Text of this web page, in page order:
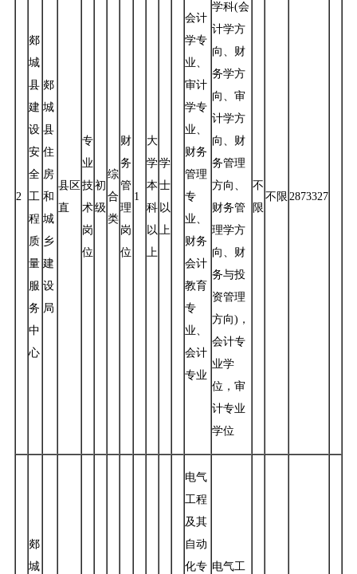
2
郯
城
县
建
设
安
全
工
程
质
量
服
务
中
心
郯
城
县
住
房
和
城
乡
建
设
局
县区
直
专
业
技
术
岗
位
初
级
综
合
类
财
务
管
理
岗
位
1
大
学
本
科
以
上
学
士
以
上
会计
学专
业、
审计
学专
业、
财务
管理
专
业、
财务
会计
教育
专
业、
会计
专业
学科(会
计学方
向、财
务学方
向、审
计学方
向、财
务管理
方向、
财务管
理学方
向、财
务与投
资管理
方向)，
会计专
业学
位，审
计专业
学位
不
限
不限 2873327
郯
城
电气
工程
及其
自动
化专 电气工